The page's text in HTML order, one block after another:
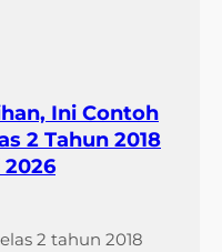
Ini Contoh
2 Tahun 2018
2 tahun 2018